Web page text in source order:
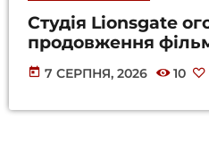
Студія Lionsgate
продовження
today 7 СЕРПНЯ, 2026 10